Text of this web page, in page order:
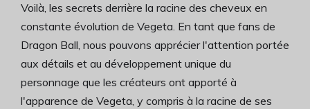
Voilà, les secrets derrière la racine des cheveux en
constante évolution de Vegeta. En tant que fans de
Dragon Ball, nous pouvons apprécier l'attention portée
aux détails et au développement unique du
personnage que les créateurs ont apporté à
l'apparence de Vegeta, y compris à la racine de ses